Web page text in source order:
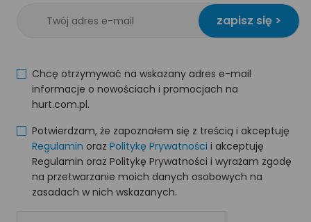
zapisz się >
Chcę otrzymywać na wskazany adres e-mail
informacje o nowościach i promocjach na
hurt.com.pl.
Potwierdzam, że zapoznałem się z treścią i akceptuję
Regulamin oraz Politykę Prywatności i akceptuję
Regulamin oraz Politykę Prywatności i wyrażam zgodę
na przetwarzanie moich danych osobowych na
zasadach w nich wskazanych.